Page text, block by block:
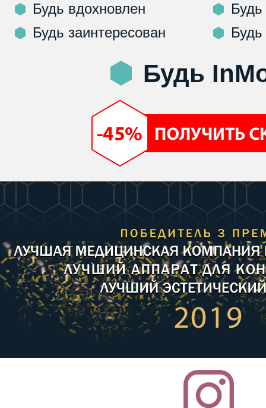
Будь вдохновлен
Будь заинтересован
Будь